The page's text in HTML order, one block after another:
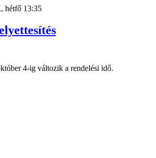
hétfő 13:35
4-ig változik a rendelési idő.